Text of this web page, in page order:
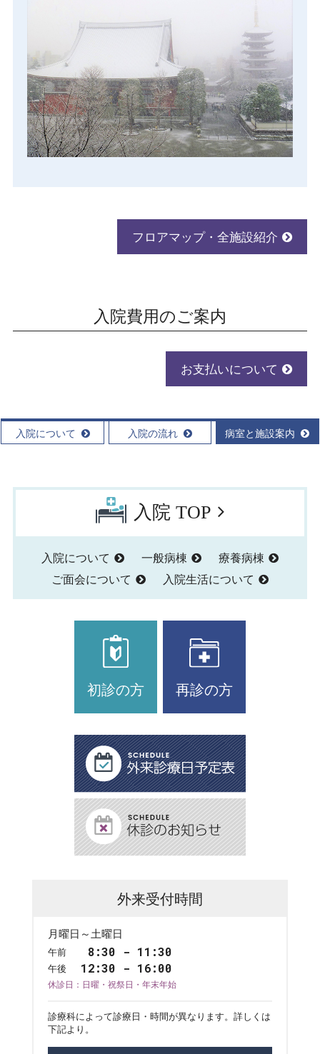
フロアマップ・全施設紹介
入院費用のご案内
お支払いについて
入院について 入院の流れ 病室と施設案内
入院 TOP
入院について 一般病棟
療養病棟
ご面会について
入院生活について
初診の方 再診の方
外来受付時間
月曜日～土曜日
午前 8:30 - 11:30
午後 12:30 - 16:00
休診日：日曜・祝祭日・年末年始
診療科によって診療日・時間が異なります。詳しくは
下記より。